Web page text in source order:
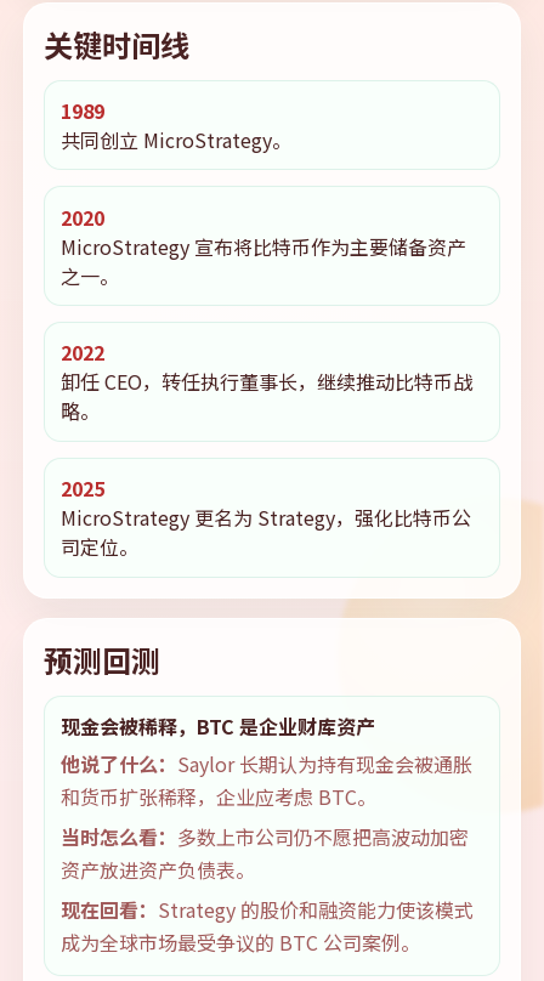
关键时间线
1989
共同创立 MicroStrategy。
2020
MicroStrategy 宣布将比特币作为主要储备资产
之一。
2022
卸任 CEO，转任执行董事长，继续推动比特币战
略。
2025
MicroStrategy 更名为 Strategy，强化比特币公
司定位。
预测回测
现金会被稀释，BTC 是企业财库资产
他说了什么： Saylor 长期认为持有现金会被通胀
和货币扩张稀释，企业应考虑 BTC。
当时怎么看： 多数上市公司仍不愿把高波动加密
资产放进资产负债表。
现在回看： Strategy 的股价和融资能力使该模式
成为全球市场最受争议的 BTC 公司案例。